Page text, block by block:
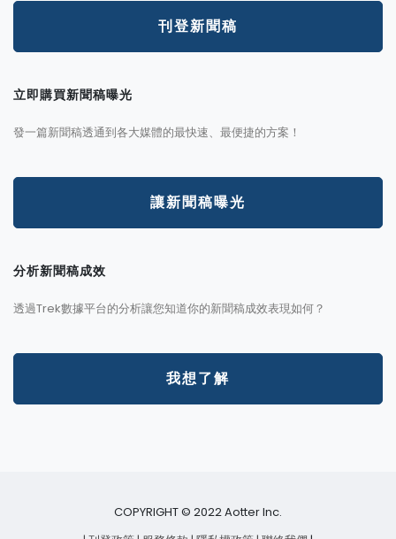
刊登新聞稿
立即購買新聞稿曝光
發一篇新聞稿透通到各大媒體的最快速、最便捷的方案！
讓新聞稿曝光
分析新聞稿成效
透過Trek數據平台的分析讓您知道你的新聞稿成效表現如何？
我想了解
COPYRIGHT © 2022 Aotter Inc.